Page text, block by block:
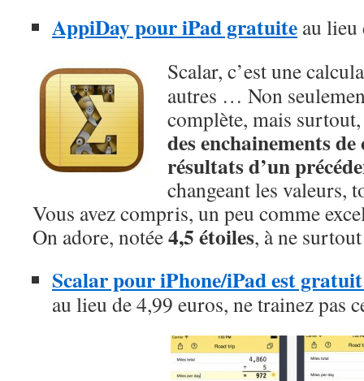
AppiDay pour iPad gratuite au lieu
Scalar, c’est une
autres … Non
complète, mais
des enchainements de
résultats d’un
changeant les valeurs,
Vous avez compris, un peu comme
On adore, notée4,5 étoiles, à ne
Scalar pour iPhone/iPad est
au lieu de 4,99 euros, ne trainez pas